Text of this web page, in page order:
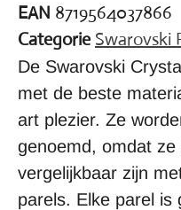
EAN 8719564037866
Categorie Swarovski
De Swarovski
met de beste
art plezier. Ze
genoemd, omdat
vergelijkbaar zijn
parels. Elke parel is